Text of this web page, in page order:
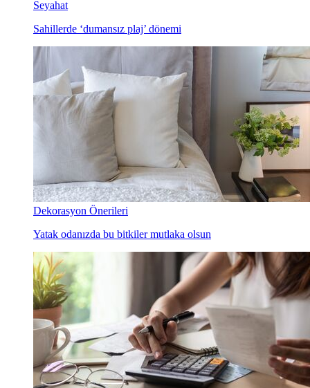
Seyahat
Sahillerde ‘dumansız plaj’ dönemi
Dekorasyon Önerileri
Yatak odanızda bu bitkiler mutlaka olsun